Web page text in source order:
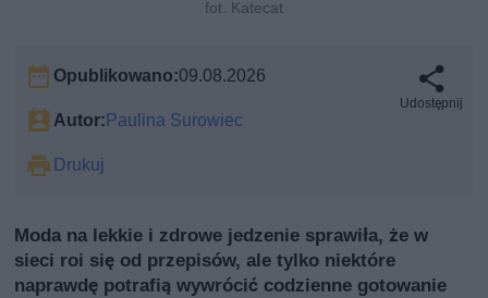
fot. Katecat
Opublikowano:09.08.2026
Autor: Paulina Surowiec
Drukuj
Udostępnij
Moda na lekkie i zdrowe jedzenie sprawiła, że w
sieci roi się od przepisów, ale tylko niektóre
naprawdę potrafią wywrócić codzienne gotowanie